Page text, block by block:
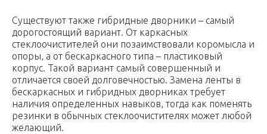
Существуют также гибридные дворники – самый
дорогостоящий вариант. От каркасных
стеклоочистителей они позаимствовали коромысла и
опоры, а от бескаркасного типа – пластиковый
корпус. Такой вариант самый совершенный и
отличается своей долговечностью. Замена ленты в
бескаркасных и гибридных дворниках требует
наличия определенных навыков, тогда как поменять
резинки в обычных стеклоочистителях может любой
желающий.